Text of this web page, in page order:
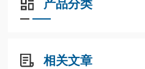
产品分类
相关文章